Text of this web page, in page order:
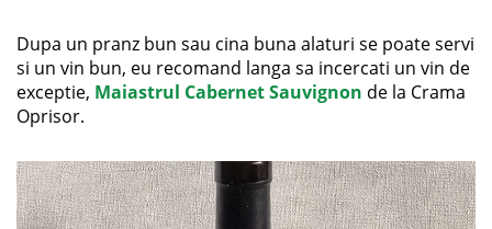
Dupa un pranz bun sau cina buna alaturi se poate servi
si un vin bun, eu recomand langa sa incercati un vin de
exceptie, Maiastrul Cabernet Sauvignon de la Crama
Oprisor.